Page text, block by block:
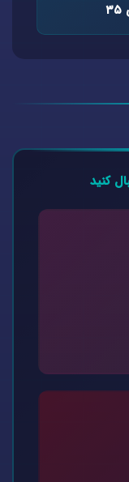
کنید